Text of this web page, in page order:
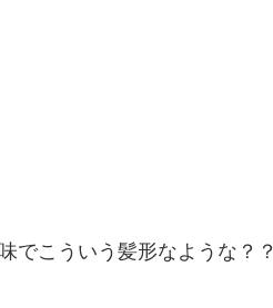
でこういう髪形なような？？